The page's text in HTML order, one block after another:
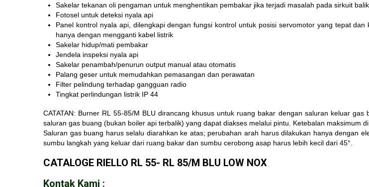
Sakelar tekanan oli pengaman untuk menghentikan pembakar jika terjadi masalah pada sirkuit balik
Fotosel untuk deteksi nyala api
Panel kontrol nyala api, dilengkapi dengan fungsi kontrol untuk posisi servomotor yang tepat dan
hanya dengan mengganti kabel listrik
Sakelar hidup/mati pembakar
Jendela inspeksi nyala api
Sakelar penambah/penurun output manual atau otomatis
Palang geser untuk memudahkan pemasangan dan perawatan
Filter pelindung terhadap gangguan radio
Tingkat perlindungan listrik IP 44
CATATAN: Burner RL 55-85/M BLU dirancang khusus untuk ruang bakar dengan saluran keluar gas
saluran gas buang (bukan boiler api terbalik) yang dapat diakses melalui pintu. Ketebalan maksimum
Saluran gas buang harus selalu diarahkan ke atas; perubahan arah harus dilakukan hanya dengan
sumbu langkah yang keluar dari ruang bakar dan sumbu cerobong asap harus lebih kecil dari 45°.
CATALOGE RIELLO RL 55- RL 85/M BLU LOW NOX
Kontak Kami :